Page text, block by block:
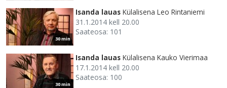
30 min
Isanda lauas Külalisena Leo Rintaniemi
31.1.2014 kell 20.00
Saateosa: 101
30 min
Isanda lauas Külalisena Kauko Vierimaa
17.1.2014 kell 20.00
Saateosa: 100